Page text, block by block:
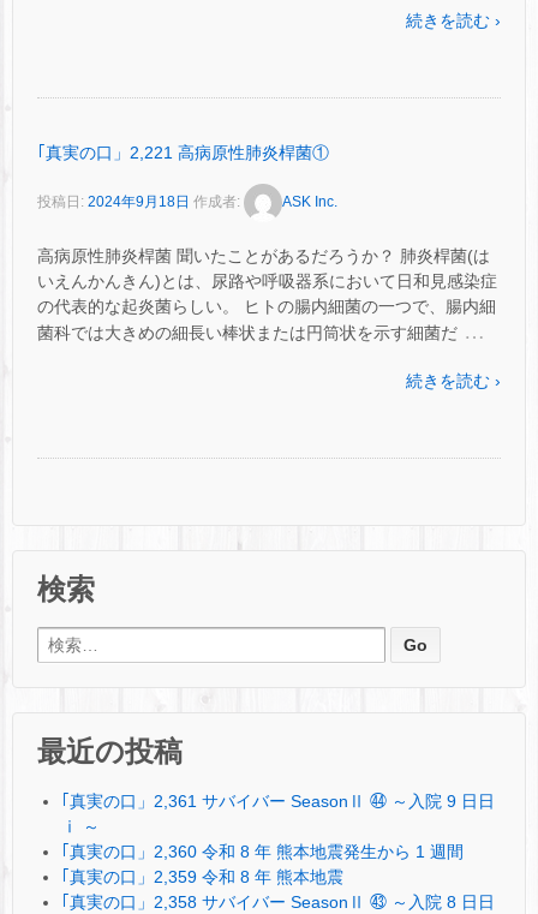
続きを読む ›
｢真実の口」2,221 高病原性肺炎桿菌①
投稿日: 2024年9月18日 作成者: ASK Inc.
高病原性肺炎桿菌 聞いたことがあるだろうか？ 肺炎桿菌(は
いえんかんきん)とは、尿路や呼吸器系において日和見感染症
の代表的な起炎菌らしい。 ヒトの腸内細菌の一つで、腸内細
菌科では大きめの細長い棒状または円筒状を示す細菌だ …
続きを読む ›
検索
検索:
最近の投稿
｢真実の口」2,361 サバイバー SeasonⅡ ㊹ ～入院 9 日日
ⅰ ～
｢真実の口」2,360 令和 8 年 熊本地震発生から 1 週間
｢真実の口」2,359 令和 8 年 熊本地震
｢真実の口」2,358 サバイバー SeasonⅡ ㊸ ～入院 8 日日